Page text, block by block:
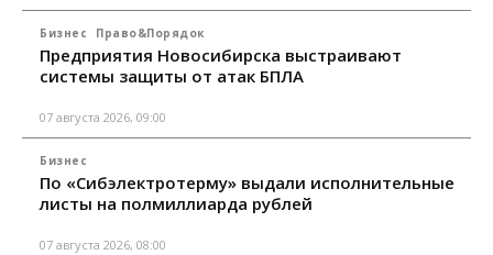
Бизнес Право&Порядок
Предприятия Новосибирска выстраивают
системы защиты от атак БПЛА
07 августа 2026, 09:00
Бизнес
По «Сибэлектротерму» выдали исполнительные
листы на полмиллиарда рублей
07 августа 2026, 08:00